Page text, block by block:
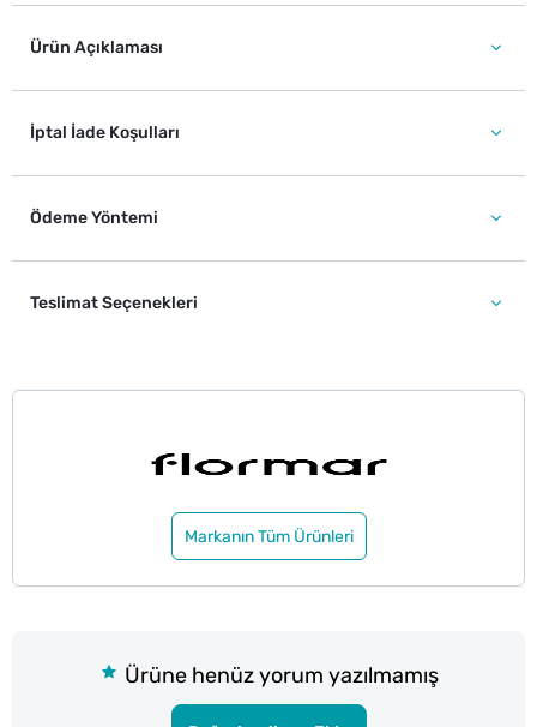
Ürün Açıklaması
İptal İade Koşulları
Ödeme Yöntemi
Teslimat Seçenekleri
Markanın Tüm Ürünleri
Ürüne henüz yorum yazılmamış